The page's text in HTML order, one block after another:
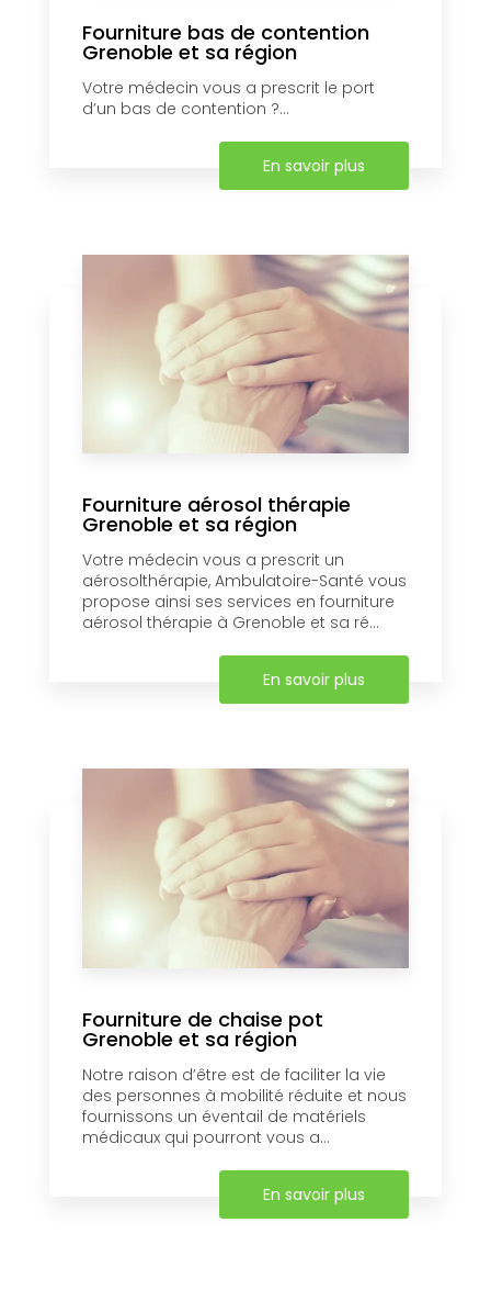
Fourniture bas de contention
Grenoble et sa région
Votre médecin vous a prescrit le port
d’un bas de contention ?...
En savoir plus
Fourniture aérosol thérapie
Grenoble et sa région
Votre médecin vous a prescrit un
aérosolthérapie, Ambulatoire-Santé vous
propose ainsi ses services en fourniture
aérosol thérapie à Grenoble et sa ré...
En savoir plus
Fourniture de chaise pot
Grenoble et sa région
Notre raison d’être est de faciliter la vie
des personnes à mobilité réduite et nous
fournissons un éventail de matériels
médicaux qui pourront vous a...
En savoir plus